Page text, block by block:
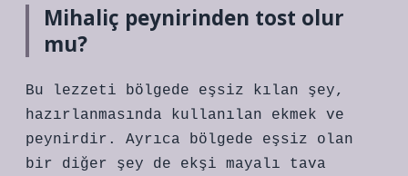
Mihaliç peynirinden tost olur
mu?
Bu lezzeti bölgede eşsiz kılan şey,
hazırlanmasında kullanılan ekmek ve
peynirdir. Ayrıca bölgede eşsiz olan
bir diğer şey de ekşi mayalı tava